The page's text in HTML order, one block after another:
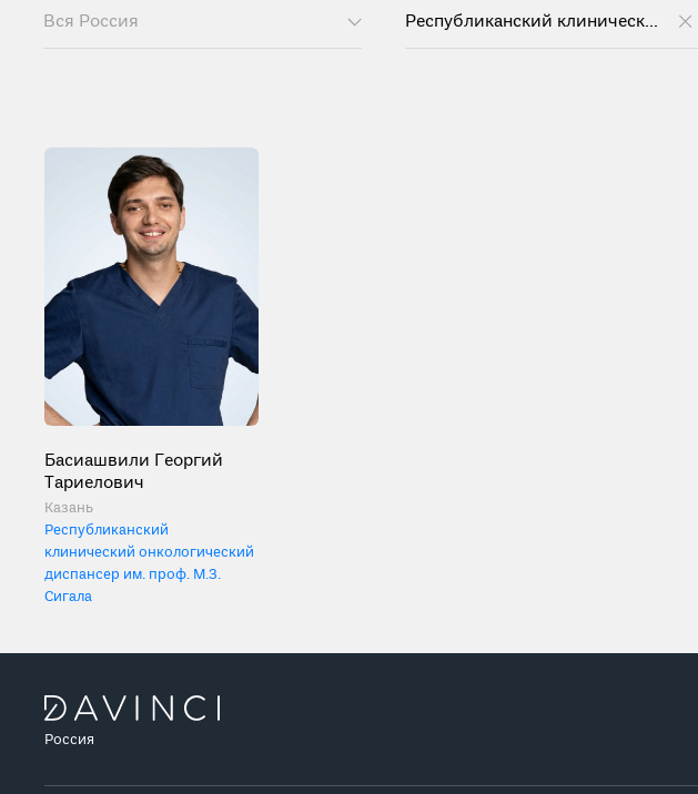
Вся Россия Республиканский клинический онкологический диспансер им. проф. М.З. Сигала
Басиашвили Георгий
Тариелович
Казань
Республиканский
клинический онкологический
диспансер им. проф. М.З.
Сигала
Россия